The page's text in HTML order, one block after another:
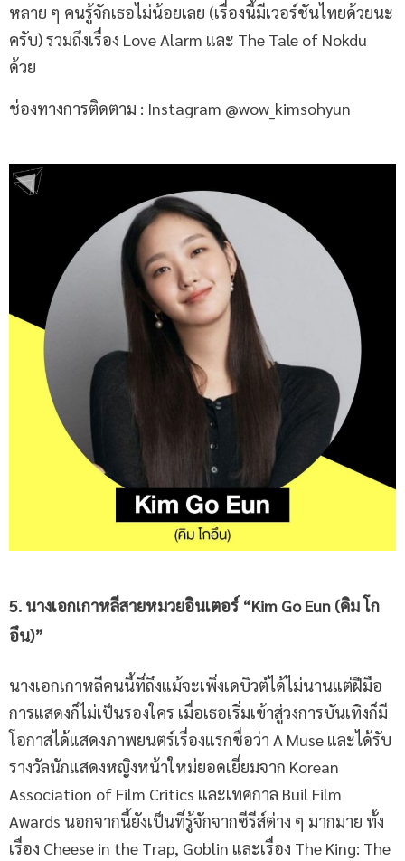
หลาย ๆ คนรู้จักเธอไม่น้อยเลย (เรื่องนี้มีเวอร์ชันไทยด้วยนะ
ครับ) รวมถึงเรื่อง Love Alarm และ The Tale of Nokdu
ด้วย
ช่องทางการติดตาม : Instagram @wow_kimsohyun
5. นางเอกเกาหลีสายหมวยอินเตอร์ “Kim Go Eun (คิม โก
อึน)”
นางเอกเกาหลีคนนี้ที่ถึงแม้จะเพิ่งเดบิวต์ได้ไม่นานแต่ฝีมือ
การแสดงก็ไม่เป็นรองใคร เมื่อเธอเริ่มเข้าสู่วงการบันเทิงก็มี
โอกาสได้แสดงภาพยนตร์เรื่องแรกชื่อว่า A Muse และได้รับ
รางวัลนักแสดงหญิงหน้าใหม่ยอดเยี่ยมจาก Korean
Association of Film Critics และเทศกาล Buil Film
Awards นอกจากนี้ยังเป็นที่รู้จักจากซีรีส์ต่าง ๆ มากมาย ทั้ง
เรื่อง Cheese in the Trap, Goblin และเรื่อง The King: The